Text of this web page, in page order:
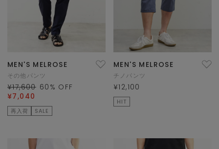
MEN'S MELROSE
その他パンツ
¥17,600 60 % OFF
¥7,040
再入荷 SALE
MEN'S MELROSE
チノパンツ
¥12,100
HIT